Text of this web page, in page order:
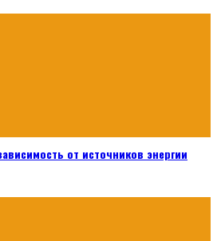
от источников энергии